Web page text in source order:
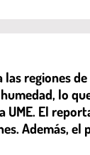
regiones
lo
UME. El
Además, el